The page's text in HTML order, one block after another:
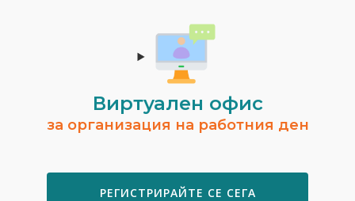
Виртуален офис
за организация на работния ден
РЕГИСТРИРАЙТЕ СЕ СЕГА